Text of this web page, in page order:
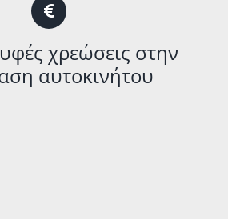
χρεώσεις στην
αυτοκινήτου